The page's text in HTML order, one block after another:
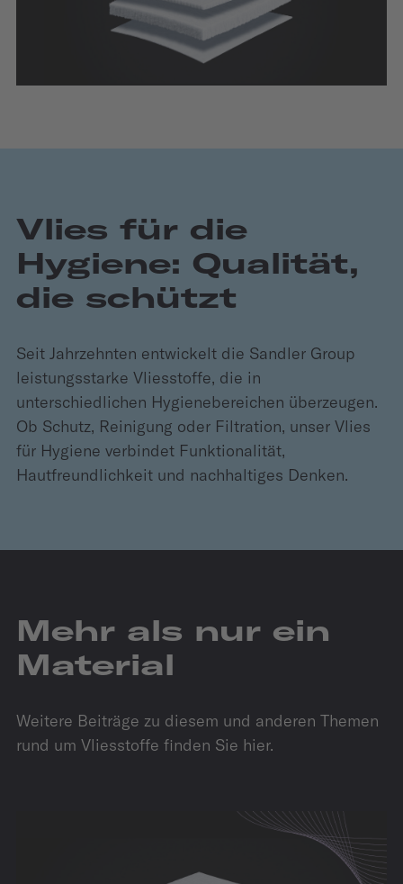
Vlies für die
Hygiene: Qualität,
die schützt
Seit Jahrzehnten entwickelt die Sandler Group
leistungsstarke Vliesstoffe, die in
unterschiedlichen Hygienebereichen überzeugen.
Ob Schutz, Reinigung oder Filtration, unser Vlies
für Hygiene verbindet Funktionalität,
Hautfreundlichkeit und nachhaltiges Denken.
Mehr als nur ein
Material
Weitere Beiträge zu diesem und anderen Themen
rund um Vliesstoffe finden Sie hier.